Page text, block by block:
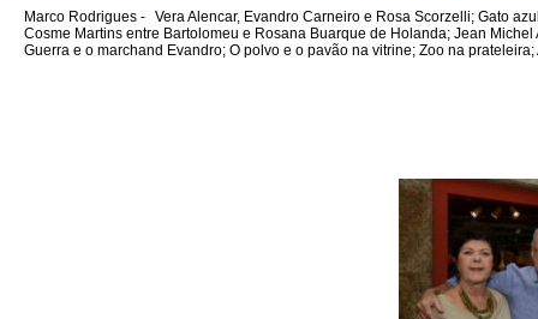
Marco Rodrigues - Vera Alencar, Evandro Carneiro e Rosa Scorzelli; Gato
Cosme Martins entre Bartolomeu e Rosana Buarque de Holanda; Jean
Guerra e o marchand Evandro; O polvo e o pavão na vitrine; Zoo na